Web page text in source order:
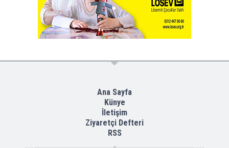
Ana Sayfa
Künye
İletişim
Ziyaretçi Defteri
RSS